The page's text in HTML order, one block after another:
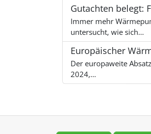
Gutachten belegt:
Immer mehr
untersucht, wie sich…
Europäischer
Der europaweite
2024,…